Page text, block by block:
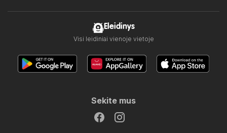
Eleidinys
Visi leidiniai vienoje vietoje
Sekite mus